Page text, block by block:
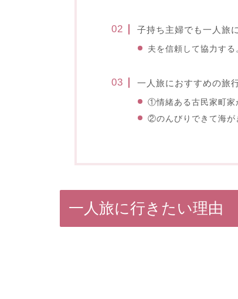
子持ち主婦でも一人旅
夫を信頼して協力する
一人旅におすすめの旅
①情緒ある古民家町家
②のんびりできて海が
一人旅に行きたい理由